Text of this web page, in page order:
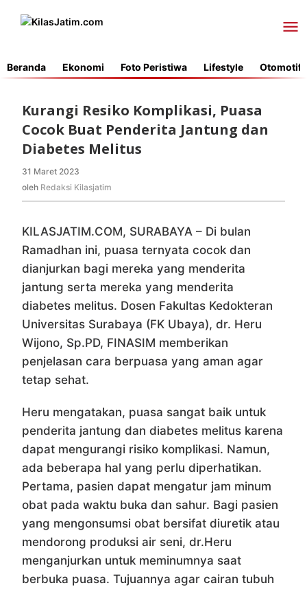
Beranda Ekonomi Foto Peristiwa Lifestyle Otomotif
Kurangi Resiko Komplikasi, Puasa
Cocok Buat Penderita Jantung dan
Diabetes Melitus
31 Maret 2023
Redaksi
oleh Redaksi Kilasjatim
KILASJATIM.COM, SURABAYA – Di bulan
Ramadhan ini, puasa ternyata cocok dan
dianjurkan bagi mereka yang menderita
jantung serta mereka yang menderita
diabetes melitus. Dosen Fakultas Kedokteran
Universitas Surabaya (FK Ubaya), dr. Heru
Wijono, Sp.PD, FINASIM memberikan
penjelasan cara berpuasa yang aman agar
tetap sehat.
Heru mengatakan, puasa sangat baik untuk
penderita jantung dan diabetes melitus karena
dapat mengurangi risiko komplikasi. Namun,
ada beberapa hal yang perlu diperhatikan.
Pertama, pasien dapat mengatur jam minum
obat pada waktu buka dan sahur. Bagi pasien
yang mengonsumsi obat bersifat diuretik atau
mendorong produksi air seni, dr.Heru
menganjurkan untuk meminumnya saat
berbuka puasa. Tujuannya agar cairan tubuh